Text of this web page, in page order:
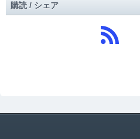
購読 / シェア